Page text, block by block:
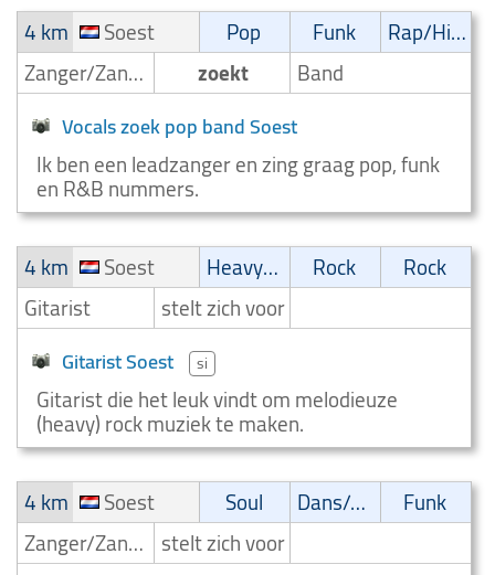
4 km
Soest Pop Funk
Rap/Hip-Hop/RnB
Zanger/Zangeres
zoekt Band
Vocals zoek pop band Soest
Ik ben een leadzanger en zing graag pop, funk
en R&B nummers.
4 km
Soest Heavy-metal Rock
Rock
Gitarist
stelt zich voor
Gitarist Soest si
Gitarist die het leuk vindt om melodieuze
(heavy) rock muziek te maken.
4 km
Soest Soul Dans/Amusementsmuziek
Funk
Zanger/Zangeres stelt zich voor